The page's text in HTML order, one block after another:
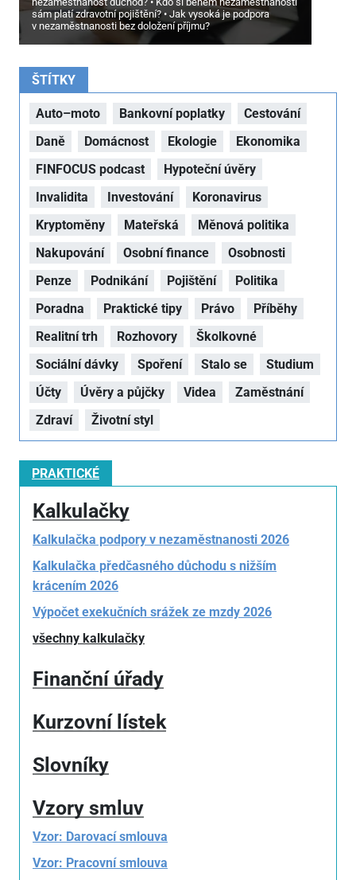
sám platí zdravotní pojištění?
Jak vysoká je podpora
v nezaměstnanosti bez doložení příjmu?
ŠTÍTKY
Auto–moto Bankovní poplatky
Cestování
Daně
Domácnost Ekologie
Ekonomika
FINFOCUS podcast
Hypoteční úvěry
Invalidita
Investování
Koronavirus
Kryptoměny
Mateřská
Měnová politika
Nakupování
Osobní finance
Osobnosti
Penze
Podnikání Pojištění
Politika
Poradna
Praktické tipy Právo
Příběhy
Realitní trh
Rozhovory
Školkovné
Sociální dávky
Spoření Stalo se
Studium
Účty
Úvěry a půjčky Videa
Zaměstnání
Zdraví
Životní styl
PRAKTICKÉ
Kalkulačky
Kalkulačka podpory v nezaměstnanosti 2026
Kalkulačka předčasného důchodu s nižším
krácením 2026
Výpočet exekučních srážek ze mzdy 2026
všechny kalkulačky
Finanční úřady
Kurzovní lístek
Slovníky
Vzory smluv
Vzor: Darovací smlouva
Vzor: Pracovní smlouva